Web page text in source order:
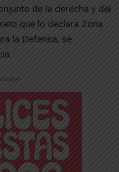
de la derecha y del
que lo declara Zona
la Defensa, se
--